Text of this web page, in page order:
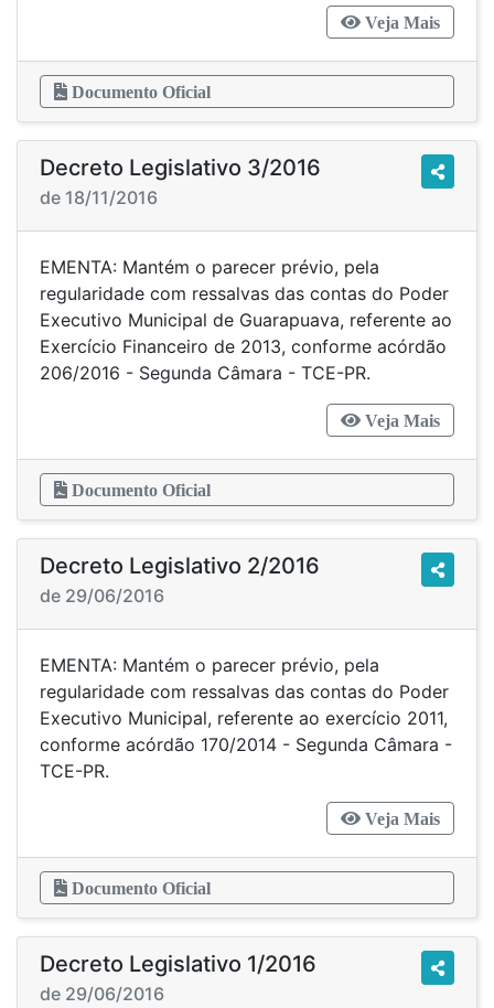
Veja Mais
Documento Oficial
Decreto Legislativo 3/2016
de 18/11/2016
EMENTA: Mantém o parecer prévio, pela
regularidade com ressalvas das contas do Poder
Executivo Municipal de Guarapuava, referente ao
Exercício Financeiro de 2013, conforme acórdão
206/2016 - Segunda Câmara - TCE-PR.
Veja Mais
Documento Oficial
Decreto Legislativo 2/2016
de 29/06/2016
EMENTA: Mantém o parecer prévio, pela
regularidade com ressalvas das contas do Poder
Executivo Municipal, referente ao exercício 2011,
conforme acórdão 170/2014 - Segunda Câmara -
TCE-PR.
Veja Mais
Documento Oficial
Decreto Legislativo 1/2016
de 29/06/2016